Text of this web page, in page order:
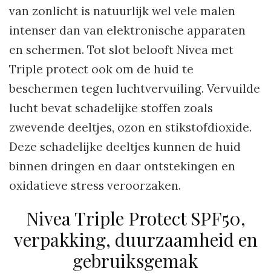
van zonlicht is natuurlijk wel vele malen
intenser dan van elektronische apparaten
en schermen. Tot slot belooft Nivea met
Triple protect ook om de huid te
beschermen tegen luchtvervuiling. Vervuilde
lucht bevat schadelijke stoffen zoals
zwevende deeltjes, ozon en stikstofdioxide.
Deze schadelijke deeltjes kunnen de huid
binnen dringen en daar ontstekingen en
oxidatieve stress veroorzaken.
Nivea Triple Protect SPF50,
verpakking, duurzaamheid en
gebruiksgemak